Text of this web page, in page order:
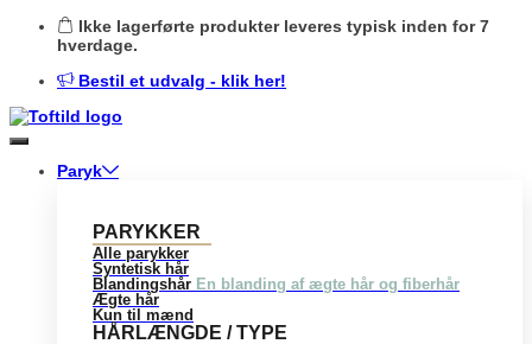
Skip
Ikke lagerførte produkter leveres typisk inden for 7
hverdage.
Bestil et udvalg - klik her!
Paryk
PARYKKER
Alle parykker
Syntetisk hår
Blandingshår En blanding af ægte hår og fiberhår
Ægte hår
Kun til mænd
HÅRLÆNGDE / TYPE